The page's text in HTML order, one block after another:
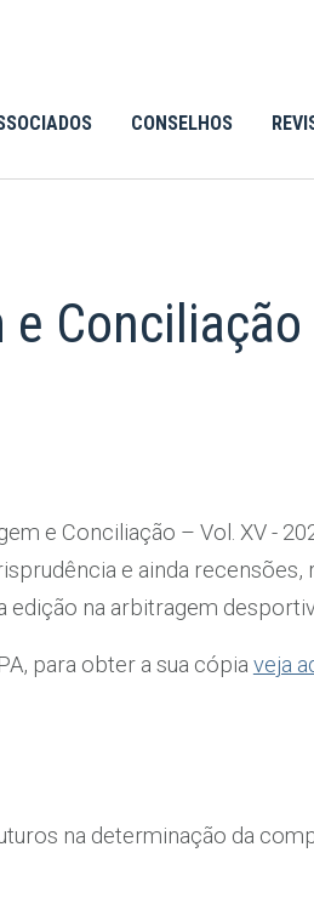
CONSELHOS
Conciliação
e Conciliação – Vol. XV -
e ainda
na arbitragem
para obter a sua cópia veja
na determinação da